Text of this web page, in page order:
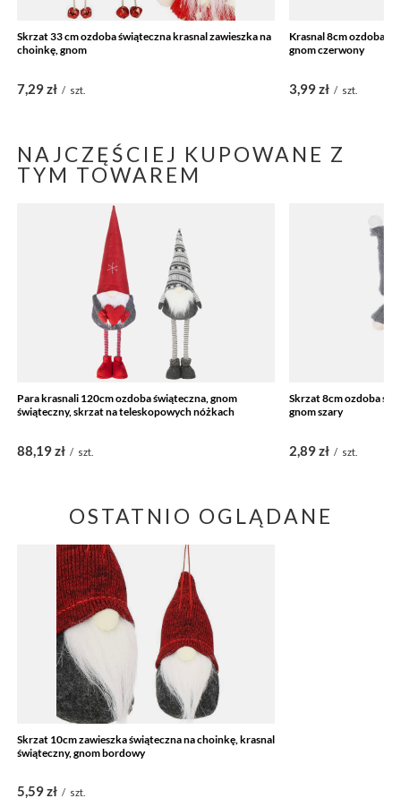
Skrzat 33 cm ozdoba świąteczna krasnal zawieszka na
choinkę, gnom
7,29 zł / szt.
Krasnal 8cm ozdoba
gnom czerwony
3,99 zł / szt.
NAJCZĘŚCIEJ KUPOWANE Z
TYM TOWAREM
Para krasnali 120cm ozdoba świąteczna, gnom
świąteczny, skrzat na teleskopowych nóżkach
88,19 zł / szt.
Skrzat 8cm ozdoba
gnom szary
2,89 zł / szt.
OSTATNIO OGLĄDANE
Skrzat 10cm zawieszka świąteczna na choinkę, krasnal
świąteczny, gnom bordowy
5,59 zł / szt.